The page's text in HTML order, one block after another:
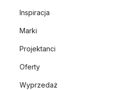
Inspiracja
Marki
Projektanci
Oferty
Wyprzedaż